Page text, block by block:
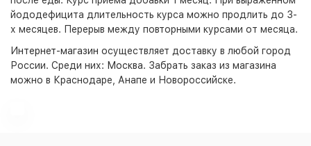
йододефицита длительность курса можно продлить до 3-
х месяцев. Перерыв между повторными курсами от месяца.
Интернет-магазин осуществляет доставку в любой город
России. Среди них: Москва. Забрать заказ из магазина
можно в Краснодаре, Анапе и Новороссийске.